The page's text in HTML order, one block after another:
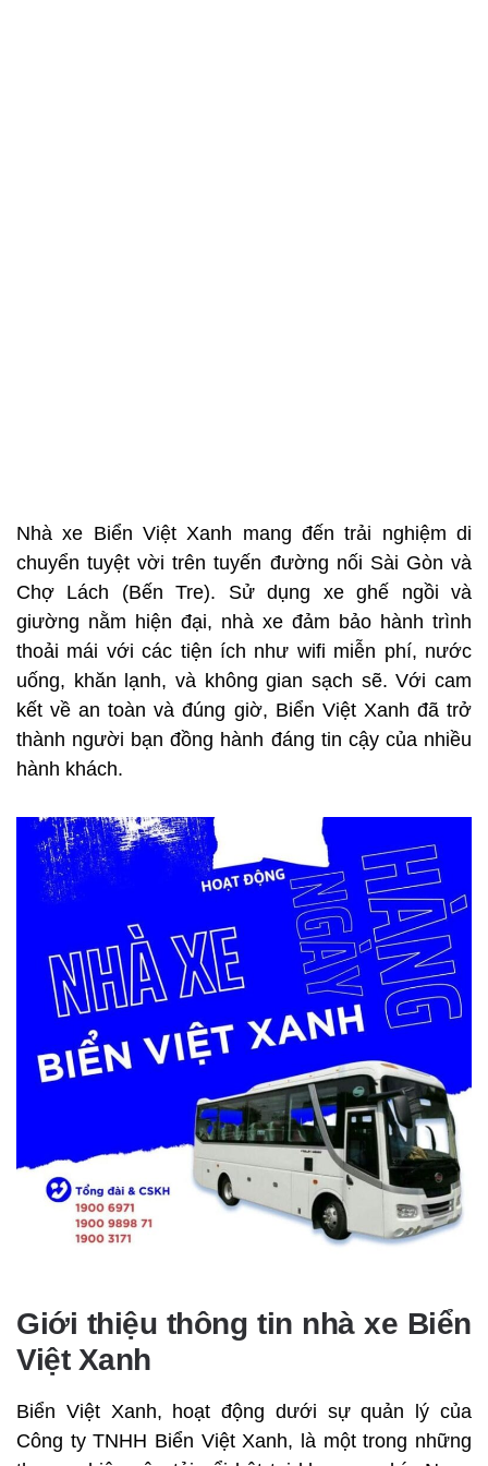
Nhà xe Biển Việt Xanh mang đến trải nghiệm di
chuyển tuyệt vời trên tuyến đường nối Sài Gòn và
Chợ Lách (Bến Tre). Sử dụng xe ghế ngồi và
giường nằm hiện đại, nhà xe đảm bảo hành trình
thoải mái với các tiện ích như wifi miễn phí, nước
uống, khăn lạnh, và không gian sạch sẽ. Với cam
kết về an toàn và đúng giờ, Biển Việt Xanh đã trở
thành người bạn đồng hành đáng tin cậy của nhiều
hành khách.
Giới thiệu thông tin nhà xe Biển
Việt Xanh
Biển Việt Xanh, hoạt động dưới sự quản lý của
Công ty TNHH Biển Việt Xanh, là một trong những